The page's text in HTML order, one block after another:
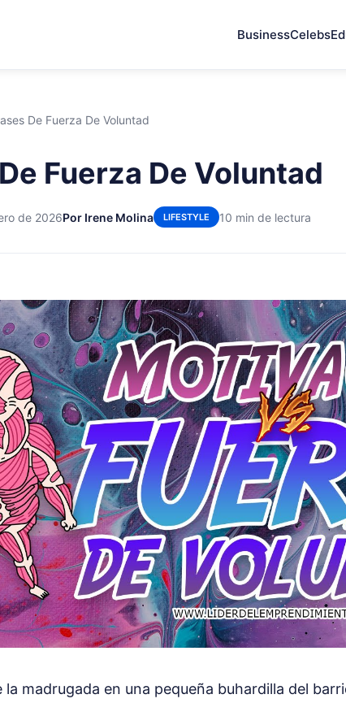
BusinessCelebs
De Fuerza De Voluntad
Fuerza De Voluntad
de 2026Por Irene Molina LIFESTYLE 10 min de lectura
la madrugada en una pequeña buhardilla del